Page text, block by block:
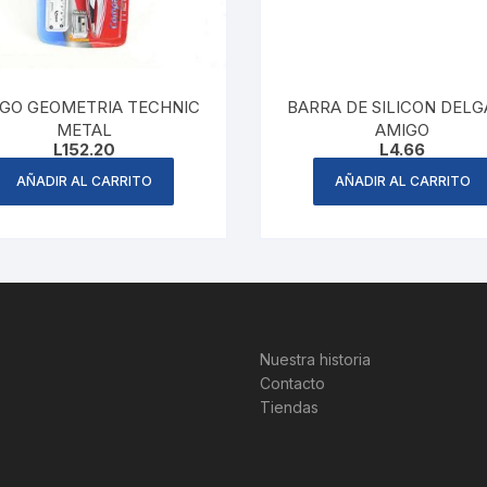
GEOMETRIA TECHNIC
METAL
L152.20
AÑADIR AL CARRITO
BARRA DE SILICON
AMIGO
L4.66
AÑADIR AL CARRITO
Nuestra historia
Contacto
Tiendas